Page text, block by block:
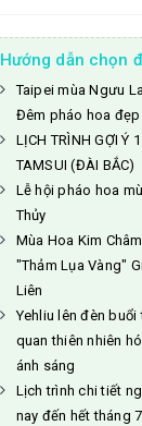
Hướng dẫn chọn
Taipei mùa Ngưu
Đêm pháo hoa
LỊCH TRÌNH GỢI Ý
TAMSUI (ĐÀI BẮC)
Lễ hội pháo hoa
Thủy
Mùa Hoa Kim
"Thảm Lụa Vàng"
Liên
Yehliu lên đèn
quan thiên nhiên
ánh sáng
Lịch trình chi tiết
nay đến hết tháng